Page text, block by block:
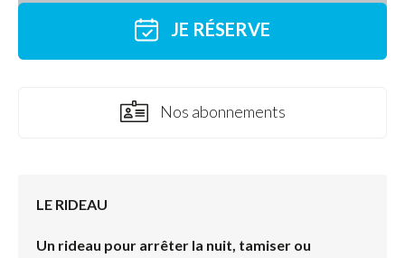
JE RÉSERVE
Nos abonnements
LE RIDEAU
Un rideau pour arrêter la nuit, tamiser ou